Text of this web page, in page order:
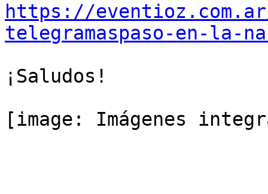
https://
telegramaspaso-en-la-
¡Saludos!
[image: Imágenes